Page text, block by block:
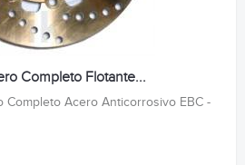
Completo Flotante...
Completo Acero Anticorrosivo EBC -